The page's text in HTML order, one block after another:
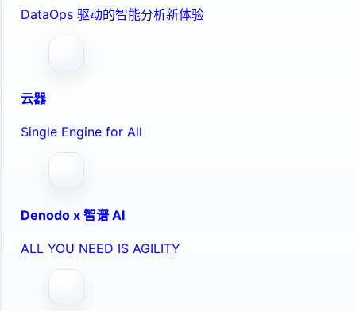
DataOps 驱动的智能分析新体验
云器
Single Engine for All
Denodo x 智谱 AI
ALL YOU NEED IS AGILITY